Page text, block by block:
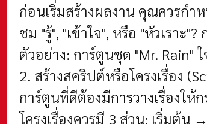
ก่อนเริ่มสร้างผลงาน คุณควรกำ
ชม "รู้", "เข้าใจ", หรือ "หัวเราะ"?
ตัวอย่าง: การ์ตูนชุด "Mr. Rain"
2. สร้างสคริปต์หรือโครงเรื่อง
การ์ตูนที่ดีต้องมีการวางเรื่องใ
โครงเรื่องควรมี 3 ส่วน: เริ่มต้